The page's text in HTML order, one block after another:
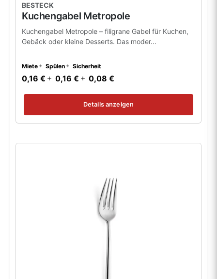
BESTECK
Kuchengabel Metropole
Kuchengabel Metropole – filigrane Gabel für Kuchen,
Gebäck oder kleine Desserts. Das moder...
Miete Spülen Sicherheit
0,16 € 0,16 € 0,08 €
Details anzeigen